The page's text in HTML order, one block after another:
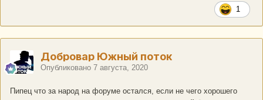
1
Добровар Южный поток
Опубликовано 7 августа, 2020
Пипец что за народ на форуме остался, если не чего хорошего